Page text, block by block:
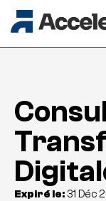
Expiré le: 31 Déc